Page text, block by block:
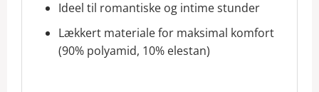
Ideel til romantiske og intime stunder
Lækkert materiale for maksimal komfort
(90% polyamid, 10% elestan)